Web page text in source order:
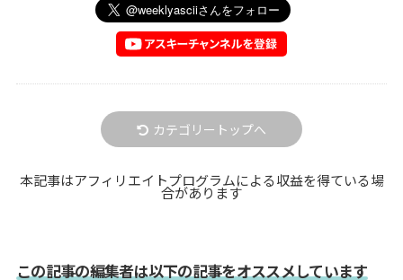
カテゴリートップへ
本記事はアフィリエイトプログラムによる収益を得ている場
合があります
この記事の編集者は以下の記事をオススメしています